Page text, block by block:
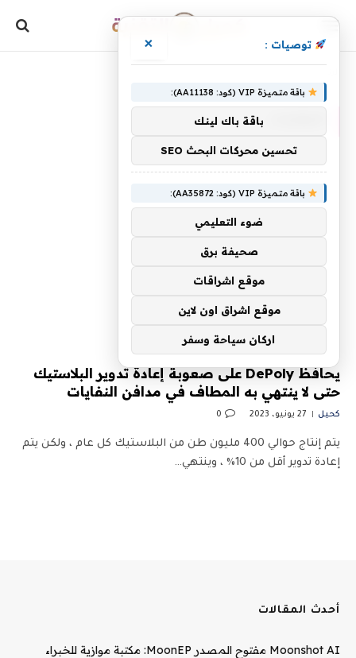
يحافظ DePoly على صعوبة إعادة تدوير البلاستيك
حتى لا ينتهي به المطاف في مدافن النفايات
كحيل 27 يونيو، 2023 0
يتم إنتاج حوالي 400 مليون طن من البلاستيك كل عام ، ولكن يتم
إعادة تدوير أقل من 10٪ ، وينتهي…
أحدث المقالات
Moonshot AI مفتوح المصدر MoonEP: مكتبة موازية للخبراء
توصيات : ×
باقة متميزة VIP (كود: AA11138):
باقة باك لينك
تحسين محركات البحث SEO
باقة متميزة VIP (كود: AA35872):
ضوء التعليمي
صحيفة برق
موقع اشراقات
موقع اشراق اون لاين
اركان سياحة وسفر